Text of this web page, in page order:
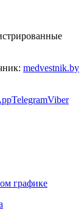
medvestnik.by
TelegramViber
графике